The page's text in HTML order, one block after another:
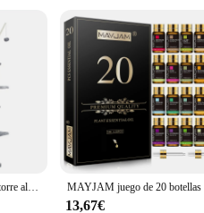
Árbol grande para gatos, torre alta para gatos de interior, Condo de gato de peluche de varios niveles con postes para rascar, tablas para rascar, perchas, cuádruplas
13,67€